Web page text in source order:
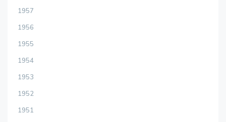
1957
1956
1955
1954
1953
1952
1951